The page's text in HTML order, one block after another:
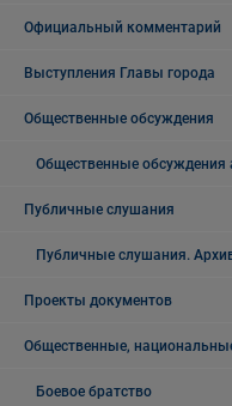
Официальный комментарий
Выступления Главы города
Общественные обсуждения
Общественные обсуждения
Публичные слушания
Публичные слушания.
Проекты документов
Общественные,
Боевое братство